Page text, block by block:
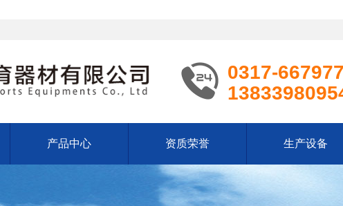
0317-
产品中心 资质荣誉 生产设备